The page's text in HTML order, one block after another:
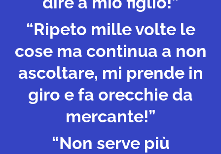
“Ripeto mille volte le
cose ma continua a non
ascoltare, mi prende in
giro e fa orecchie da
mercante!”
“Non serve più